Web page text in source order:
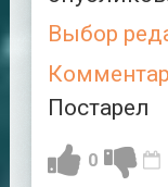
Выбор
Постарел
0